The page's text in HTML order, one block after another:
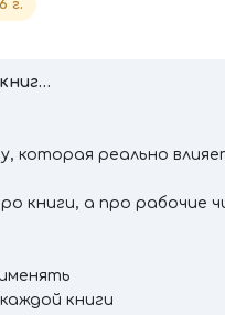
г.
которая реально
книги, а про рабочие
книги